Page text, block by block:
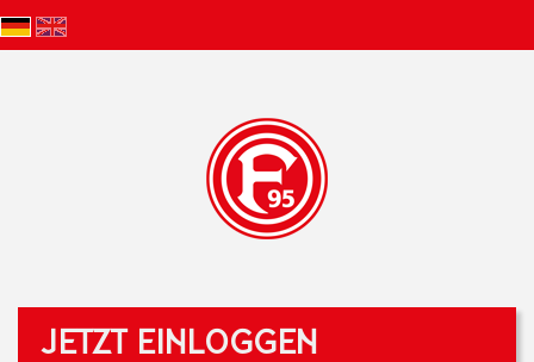
JETZT EINLOGGEN